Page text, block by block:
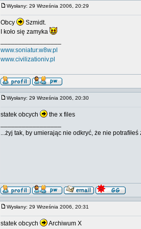
Wysłany: 29 Września 2006, 20:29
Obcy
Szmidt.
I koło się zamyka
www.soniatur.w8w.pl
www.civilizationiv.pl
Wysłany: 29 Września 2006, 20:30
statek obcych
the x files
...żyj tak, by umierając nie odkryć, że nie potrafiłeś
Wysłany: 29 Września 2006, 20:31
statek obcych Archiwum X